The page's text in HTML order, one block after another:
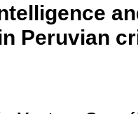
Peruvian